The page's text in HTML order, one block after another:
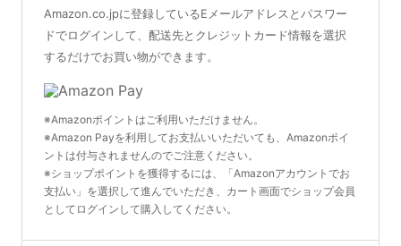
Amazon.co.jpに登録しているEメールアドレスとパスワー
ドでログインして、配送先とクレジットカード情報を選択
するだけでお買い物ができます。
※Amazonポイントはご利用いただけません。
※Amazon Payを利用してお支払いいただいても、Amazonポイ
ントは付与されませんのでご注意ください。
※ショップポイントを獲得するには、「Amazonアカウントでお
支払い」を選択して進んでいただき、カート画面でショップ会員
としてログインして購入してください。